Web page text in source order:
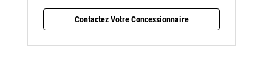
Contactez Votre Concessionnaire